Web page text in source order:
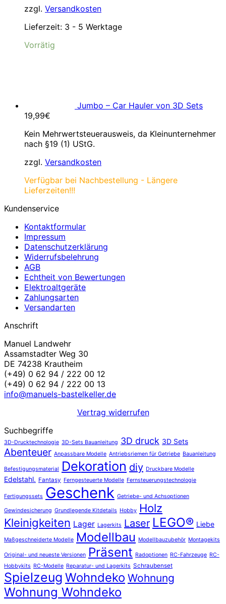
zzgl. Versandkosten
Lieferzeit: 3 - 5 Werktage
Vorrätig
Jumbo – Car Hauler von 3D Sets
19,99€
Kein Mehrwertsteuerausweis, da Kleinunternehmer
nach §19 (1) UStG.
zzgl. Versandkosten
Verfügbar bei Nachbestellung - Längere
Lieferzeiten!!!
Kundenservice
Kontaktformular
Impressum
Datenschutzerklärung
Widerrufsbelehrung
AGB
Echtheit von Bewertungen
Elektroaltgeräte
Zahlungsarten
Versandarten
Anschrift
Manuel Landwehr
Assamstadter Weg 30
DE 74238 Krautheim
(+49) 0 62 94 / 222 00 12
(+49) 0 62 94 / 222 00 13
info@manuels-bastelkeller.de
Vertrag widerrufen
Suchbegriffe
3D-Drucktechnologie 3D-Sets Bauanleitung 3D druck 3D Sets
Abenteuer Anpassbare Modelle Antriebsriemen für Getriebe Bauanleitung
Befestigungsmaterial Dekoration diy Druckbare Modelle
Edelstahl. Fantasy Ferngesteuerte Modelle Fernsteuerungstechnologie
Fertigungssets Geschenk Getriebe- und Achsoptionen
Gewindesicherung Grundlegende Kitdetails Hobby Holz
Kleinigkeiten Lager Lagerkits Laser LEGO® Liebe
Maßgeschneiderte Modelle Modellbau Modellbauzubehör Montagekits
Original- und neueste Versionen Präsent Radoptionen RC-Fahrzeuge RC-
Hobbykits RC-Modelle Reparatur- und Lagerkits Schraubenset
Spielzeug Wohndeko Wohnung
Wohnung Wohndeko